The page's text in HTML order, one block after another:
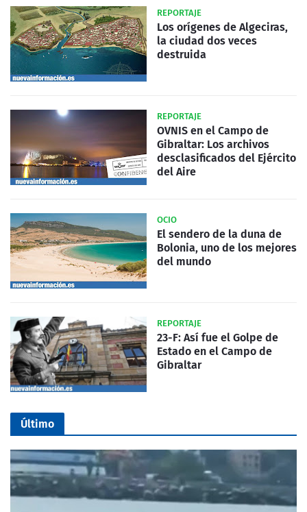
REPORTAJE
Los orígenes de Algeciras,
la ciudad dos veces
destruida
REPORTAJE
OVNIS en el Campo de
Gibraltar: Los archivos
desclasificados del Ejército
del Aire
OCIO
El sendero de la duna de
Bolonia, uno de los mejores
del mundo
REPORTAJE
23-F: Así fue el Golpe de
Estado en el Campo de
Gibraltar
Último